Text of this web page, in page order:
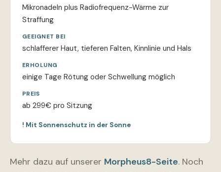
Mikronadeln plus Radiofrequenz-Wärme zur
Straffung
GEEIGNET BEI
schlafferer Haut, tieferen Falten, Kinnlinie und Hals
ERHOLUNG
einige Tage Rötung oder Schwellung möglich
PREIS
ab 299€ pro Sitzung
! Mit Sonnenschutz in der Sonne
Mehr dazu auf unserer Morpheus8-Seite. Noch